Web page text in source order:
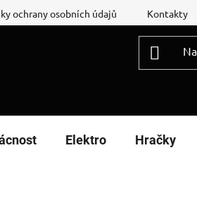
ochrany osobních údajů Kontakty
Elektro Hračky